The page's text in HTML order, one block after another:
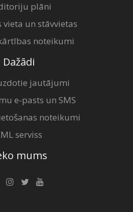
plāni
vieta un stāvvietas
noteikumi
Dažādi
jautājumi
e-pasts un SMS
noteikumi
serviss
mums